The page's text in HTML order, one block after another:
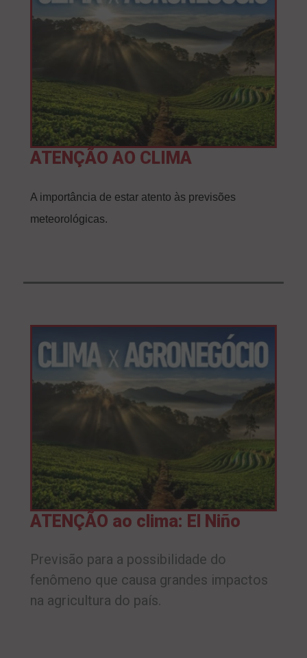
ATENÇÃO AO CLIMA
A importância de estar atento às previsões
meteorológicas.
ATENÇÃO ao clima: El Niño
Previsão para a possibilidade do
fenômeno que causa grandes impactos
na agricultura do país.